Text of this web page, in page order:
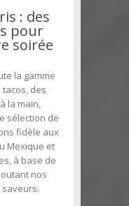
: des
pour
soirée
la gamme
tacos, des
la main,
sélection de
fidèle aux
Mexique et
à base de
nos